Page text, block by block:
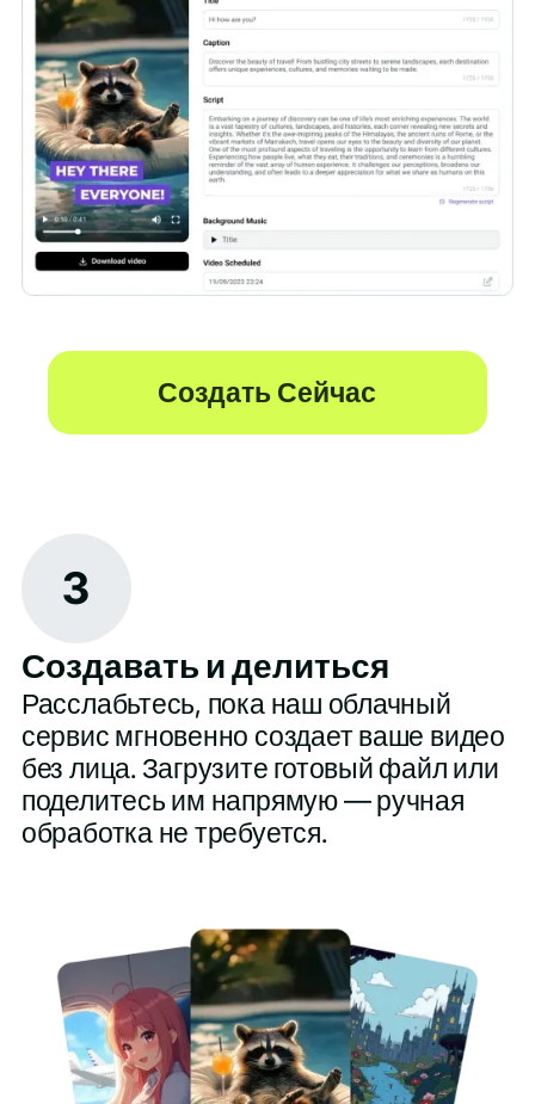
Создать Сейчас
3
Создавать и делиться
Расслабьтесь, пока наш облачный
сервис мгновенно создает ваше видео
без лица. Загрузите готовый файл или
поделитесь им напрямую — ручная
обработка не требуется.